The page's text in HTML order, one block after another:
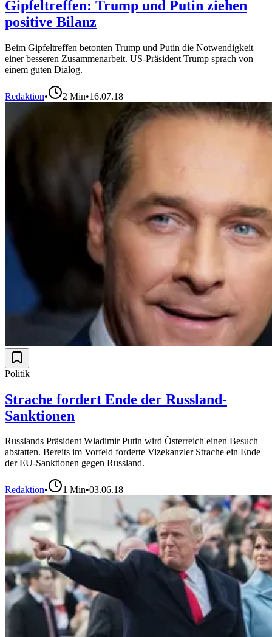
Gipfeltreffen: Trump und Putin ziehen
positive Bilanz
Beim Gipfeltreffen betonten Trump und Putin die Notwendigkeit
einer besseren Zusammenarbeit. US-Präsident Trump sprach von
einem guten Dialog.
Redaktion• 2 Min•16.07.18
Politik
Strache fordert Ende der Russland-
Sanktionen
Russlands Präsident Wladimir Putin wird Österreich einen Besuch
abstatten. Bereits im Vorfeld forderte Vizekanzler Strache ein Ende
der EU-Sanktionen gegen Russland.
Redaktion• 1 Min•03.06.18